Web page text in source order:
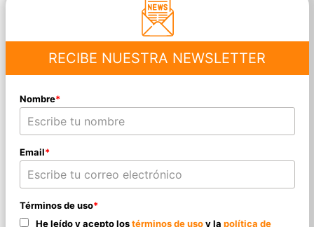
RECIBE NUESTRA NEWSLETTER
Nombre*
Email*
Términos de uso*
He leído y acepto lostérminos de usoy la política de